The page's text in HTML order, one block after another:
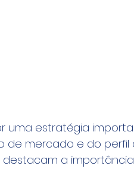
uma estratégia
mercado e do perfil
destacam a